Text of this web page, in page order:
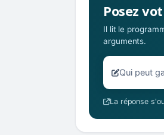
Posez
Il lit le
arguments.
Votre
La réponse